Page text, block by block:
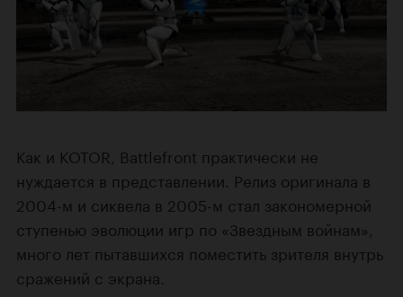
Как и KOTOR, Battlefront практически не
нуждается в представлении. Релиз оригинала в
2004-м и сиквела в 2005-м стал закономерной
ступенью эволюции игр по «Звездным войнам»,
много лет пытавшихся поместить зрителя внутрь
сражений с экрана.